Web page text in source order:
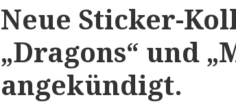
Neue Sticker-
„Dragons“ und
angekündigt.